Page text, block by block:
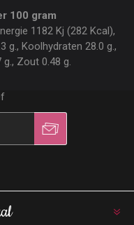
100 gram
1182 Kj (282 Kcal),
g., Koolhydraten 28.0 g.,
g., Zout 0.48 g.